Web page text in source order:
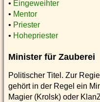
• Eingeweihter
• Mentor
• Priester
• Hohepriester
Minister für Zauberei
Politischer Titel. Zur
gehört in der Regel ein
Magier (Krolsk) oder